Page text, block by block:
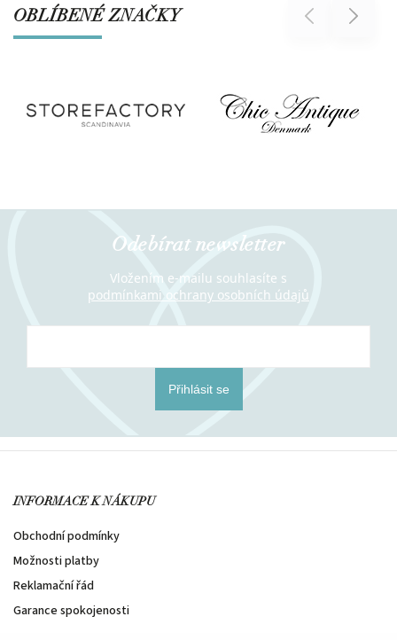
OBLÍBENÉ ZNAČKY Previous Next
Odebírat newsletter
Vložením e-mailu souhlasíte s
podmínkami ochrany osobních údajů
Přihlásit se
INFORMACE K NÁKUPU
Obchodní podmínky
Možnosti platby
Reklamační řád
Garance spokojenosti